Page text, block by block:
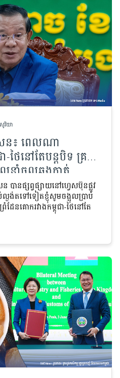
រិយា
ន៖ ពេលណា
-ថៃនៅតែបន្តបិទ គ្រប់
ាំចូលឆ្លងកាត់
សច្បាប់ ជាទំនិញ
បានផ្សព្វផ្សាយនៅហ្វេសប៊ុនផ្លូវ
ល្ងង់តទៅទៀតខ្ញុំសូមចង្អុលប្រាប់
គោករវាងកម្ពុជា-ថៃនៅតែ